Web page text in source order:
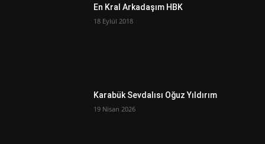
En Kral Arkadaşım HBK
18 Eylül 2018
Karabük Sevdalısı Oğuz Yıldırım
19 Nisan 2026